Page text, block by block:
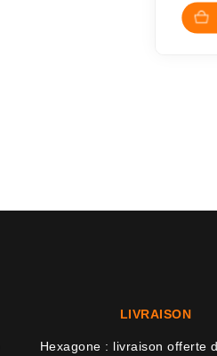
LIVRAISON
Hexagone : livraison offerte